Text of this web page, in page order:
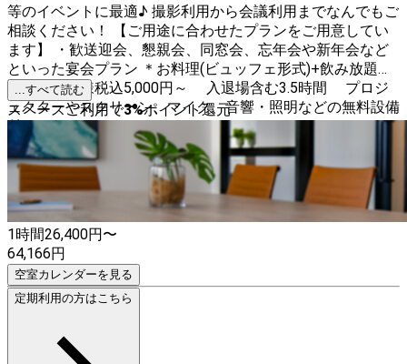
等のイベントに最適♪ 撮影利用から会議利用までなんでもご
相談ください！ 【ご用途に合わせたプランをご用意してい
ます】 ・歓送迎会、懇親会、同窓会、忘年会や新年会など
といった宴会プラン ＊お料理(ビュッフェ形式)+飲み放題つ
き お一人様税込5,000円～ 入退場含む3.5時間 プロジ
ェクターやスクリーン、マイク、音響・照明などの無料設備
付
...すべて読む
スペースご利用で3%ポイント還元
1時間26,400円〜
64,166円
空室カレンダーを見る
定期利用の方はこちら